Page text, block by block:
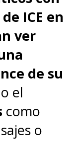
",
TikTok
el 19 de
el uso
que
e
ICE en
ver
de su
el
como
o